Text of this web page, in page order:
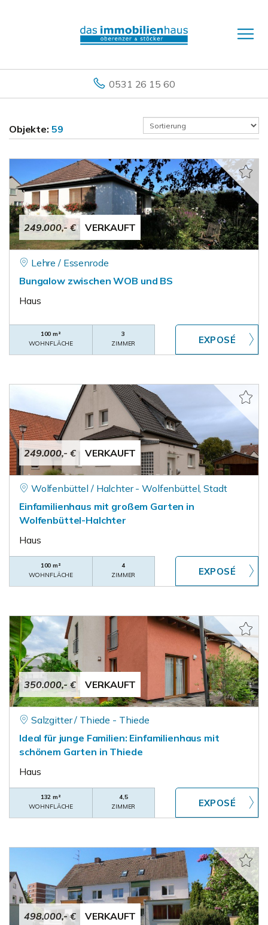
0531 26 15 60
Objekte: 59
249.000,- € VERKAUFT
Lehre / Essenrode
Bungalow zwischen WOB und BS
Haus
100 m²
WOHNFLÄCHE
3
ZIMMER
249.000,- € VERKAUFT
Wolfenbüttel / Halchter - Wolfenbüttel, Stadt
Einfamilienhaus mit großem Garten in
Wolfenbüttel-Halchter
Haus
100 m²
WOHNFLÄCHE
4
ZIMMER
350.000,- € VERKAUFT
Salzgitter / Thiede - Thiede
Ideal für junge Familien: Einfamilienhaus mit
schönem Garten in Thiede
Haus
132 m²
WOHNFLÄCHE
4,5
ZIMMER
498.000,- € VERKAUFT